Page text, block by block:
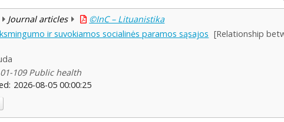
Journal articles ©InC – Lituanistika
ir suvokiamos socialinės paramos sąsajos [Relationship
109 Public health
2026-08-05 00:00:25